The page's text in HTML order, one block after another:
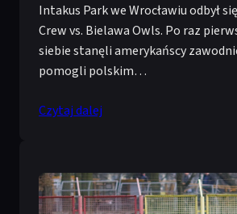
Intakus Park we Wrocławiu odbył
Crew vs. Bielawa Owls. Po raz
siebie stanęli amerykańscy
pomogli polskim…
Czytaj dalej